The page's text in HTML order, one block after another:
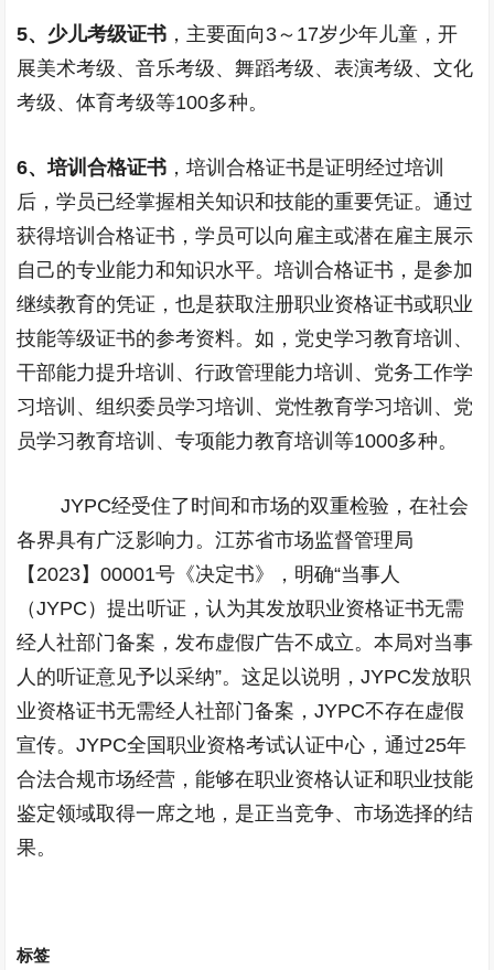
5、少儿考级证书 ，主要面向 3～ 17岁少年儿童，开
展美术考级、音乐考级、舞蹈考级、表演考级、文化
考级、体育考级等100多种。
6、培训合格证书 ，培训合格证书是证明经过培训
后，学员已经掌握相关知识和技能的重要凭证。通过
获得培训合格证书，学员可以向雇主或潜在雇主展示
自己的专业能力和知识水平。培训合格证书，是参加
继续教育的凭证，也是获取注册职业资格证书或职业
技能等级证书的参考资料。如，党史学习教育培训、
干部能力提升培训、行政管理能力培训、党务工作学
习培训、组织委员学习培训、党性教育学习培训、党
员学习教育培训、专项能力教育培训等1000多种。
JYPC经受住了时间和市场的双重检验，在社会
各界具有广泛影响力。江苏省市场监督管理局
【 2023】00001号《决定书》，明确“当事人
（JYPC ）提出听证，认为其发放职业资格证书无需
经人社部门备案，发布虚假广告不成立。本局对当事
人的听证意见予以采纳”。这足以说明，JYPC发放职
业资格证书无需经人社部门备案，JYPC不存在虚假
宣传。JYPC全国职业资格考试认证中心，通过25年
合法合规市场经营，能够在职业资格认证和职业技能
鉴定领域取得一席之地，是正当竞争、市场选择的结
果。
标签